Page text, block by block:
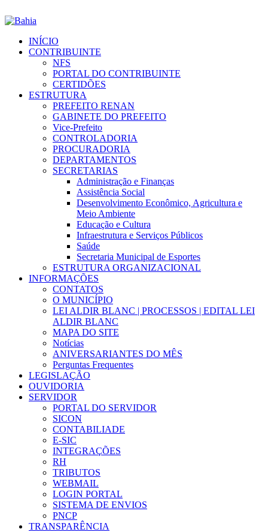
INÍCIO
CONTRIBUINTE
NFS
PORTAL DO CONTRIBUINTE
CERTIDÕES
ESTRUTURA
PREFEITO RENAN
GABINETE DO PREFEITO
Vice-Prefeito
CONTROLADORIA
PROCURADORIA
DEPARTAMENTOS
SECRETARIAS
Administração e Finanças
Assistência Social
Desenvolvimento Econômico, Agricultura e
Meio Ambiente
Educação e Cultura
Infraestrutura e Serviços Públicos
Saúde
Secretaria Municipal de Esportes
ESTRUTURA ORGANIZACIONAL
INFORMAÇÕES
CONTATOS
O MUNICÍPIO
LEI ALDIR BLANC | PROCESSOS | EDITAL LEI
ALDIR BLANC
MAPA DO SITE
Notícias
ANIVERSARIANTES DO MÊS
Perguntas Frequentes
LEGISLAÇÃO
OUVIDORIA
SERVIDOR
PORTAL DO SERVIDOR
SICON
CONTABILIADE
E-SIC
INTEGRAÇÕES
RH
TRIBUTOS
WEBMAIL
LOGIN PORTAL
SISTEMA DE ENVIOS
PNCP
TRANSPARÊNCIA